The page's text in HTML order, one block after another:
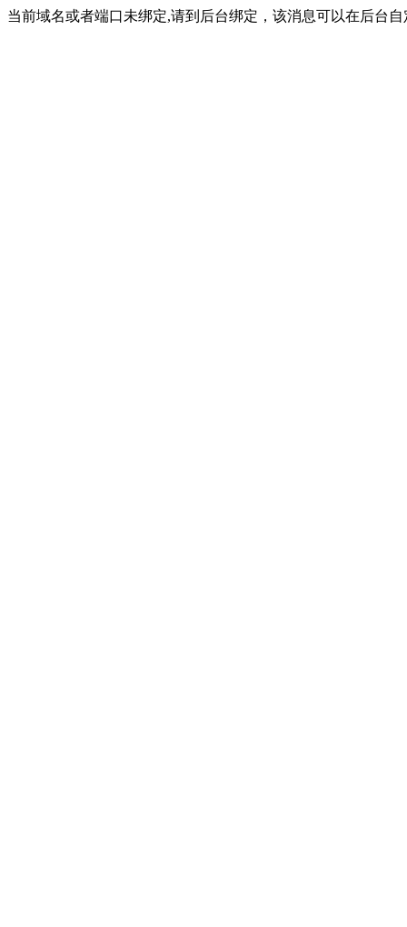
当前域名或者端口未绑定,请到后台绑定，该消息可以在后台自